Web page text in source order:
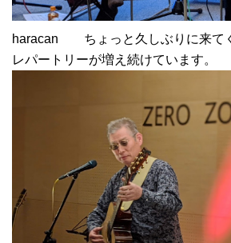
haracan ちょっと久しぶりに来て
レパートリーが増え続けています。